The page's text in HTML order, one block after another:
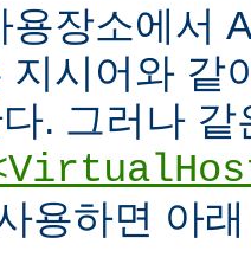
용장소에서
지시어와 같
. 그러나
용하면 아